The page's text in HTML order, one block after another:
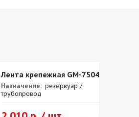
Лента крепежная GM-7504
Назначение: резервуар /
трубопровод